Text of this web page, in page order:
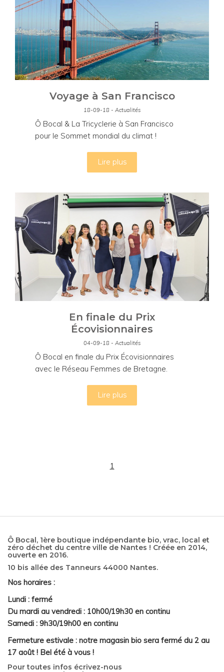
Voyage à San Francisco
18-09-18 - Actualités
Ô Bocal & La Tricyclerie à San Francisco
pour le Sommet mondial du climat !
Lire plus
En finale du Prix
Écovisionnaires
04-09-18 - Actualités
Ô Bocal en finale du Prix Écovisionnaires
avec le Réseau Femmes de Bretagne.
Lire plus
1
Ô Bocal, 1ère boutique indépendante bio, vrac, local et
zéro déchet du centre ville de Nantes ! Créée en 2014,
ouverte en 2016.
10 bis allée des Tanneurs 44000 Nantes.
Nos horaires :
Lundi : fermé
Du mardi au vendredi : 10h00/19h30 en continu
Samedi : 9h30/19h00 en continu
Fermeture estivale : notre magasin bio sera fermé du 2 au
17 août ! Bel été à vous !
Pour toutes infos écrivez-nous